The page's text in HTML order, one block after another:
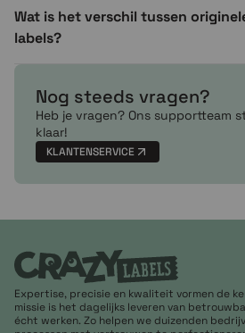
Wat is het verschil tussen
labels?
Nog steeds vragen?
Heb je vragen? Ons supportteam
klaar!
KLANTENSERVICE
Expertise, precisie en kwaliteit vormen de
missie is het dagelijks leveren van
écht werken. Zo helpen we duizenden